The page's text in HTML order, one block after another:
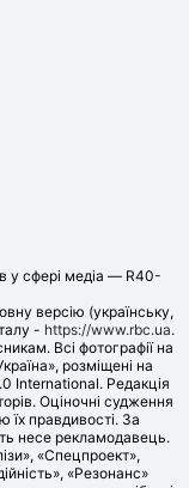
у сфері медіа — R40-
версію (українську,
- https://www.rbc.ua.
Всі фотографії на
розміщені на
International. Редакція
Оціночні судження
правдивості. За
несе рекламодавець.
«Спецпроект»,
«Резонанс»